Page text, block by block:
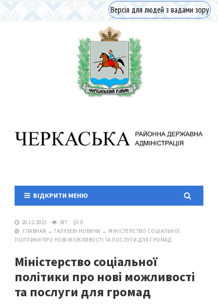
Версія для людей з вадами зору
ВІДКРИТИ МЕНЮ
20.12.2023 387
0
ГЛАВНАЯ → ГАЛУЗЕВІ НОВИНИ → МІНІСТЕРСТВО СОЦІАЛЬНОЇ
ПОЛІТИКИ ПРО НОВІ МОЖЛИВОСТІ ТА ПОСЛУГИ ДЛЯ ГРОМАД
Міністерство соціальної
політики про нові можливості
та послуги для громад